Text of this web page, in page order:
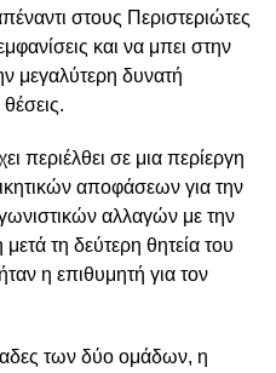
στους Περιστεριώτες
και να μπει στην
μεγαλύτερη δυνατή
περιέλθει σε μια περίεργη
αποφάσεων για την
αλλαγών με την
τη δεύτερη θητεία του
η επιθυμητή για τον
των δύο ομάδων, η